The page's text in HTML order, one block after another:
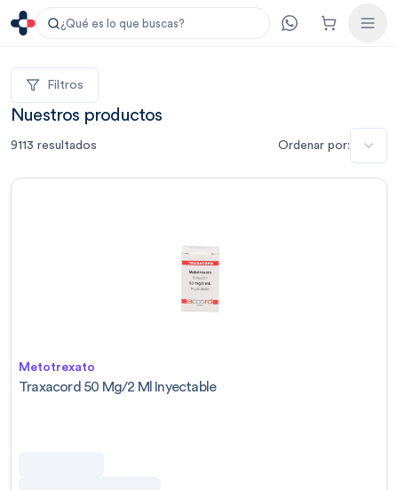
¿Qué es lo que buscas?
Filtros
Nuestros productos
9113 resultados Ordenar por:
Metotrexato
Traxacord 50 Mg/2 Ml Inyectable